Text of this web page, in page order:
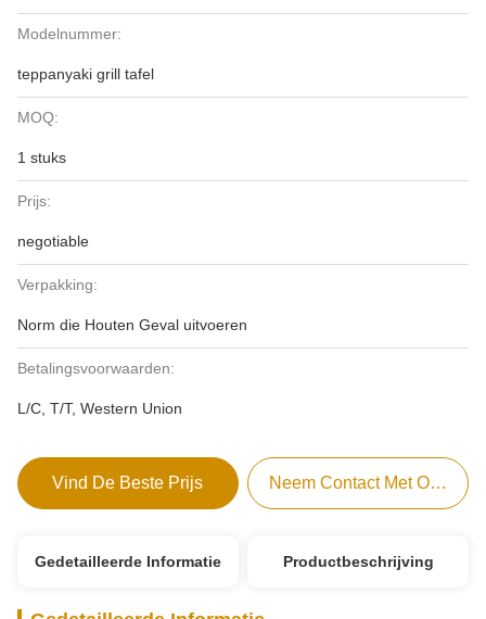
Modelnummer:
teppanyaki grill tafel
MOQ:
1 stuks
Prijs:
negotiable
Verpakking:
Norm die Houten Geval uitvoeren
Betalingsvoorwaarden:
L/C, T/T, Western Union
Vind De Beste Prijs Neem Contact Met Ons Op
Gedetailleerde Informatie Productbeschrijving